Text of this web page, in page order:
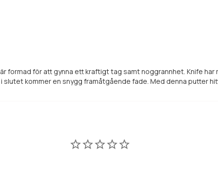
formad för att gynna ett kraftigt tag samt noggrannhet. Knife
slutet kommer en snygg framåtgående fade. Med denna putter